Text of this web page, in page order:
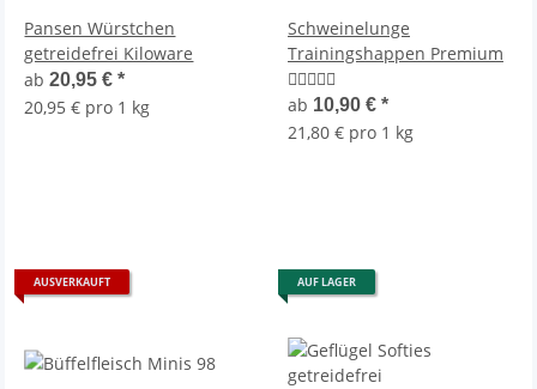
Pansen Würstchen
getreidefrei Kiloware
ab20,95 €*
20,95 € pro 1 kg
Schweinelunge
Trainingshappen Premium
ab 10,90 € *
21,80 € pro 1 kg
AUSVERKAUFT AUF LAGER